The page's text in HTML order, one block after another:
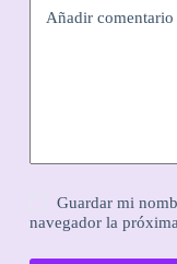
Añadir comentario
Guardar mi
navegador la